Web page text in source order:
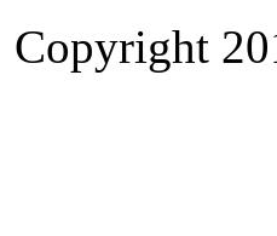
Copyright